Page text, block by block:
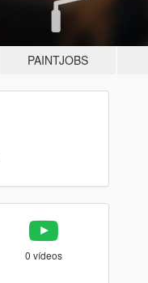
PAINTJOBS
0 vídeos